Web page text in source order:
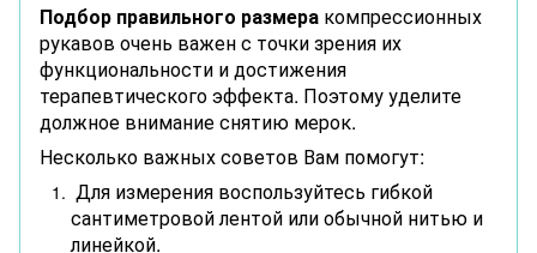
Подбор правильного размера компрессионных
рукавов очень важен с точки зрения их
функциональности и достижения
терапевтического эффекта. Поэтому уделите
должное внимание снятию мерок.
Несколько важных советов Вам помогут:
Для измерения воспользуйтесь гибкой
сантиметровой лентой или обычной нитью и
линейкой.